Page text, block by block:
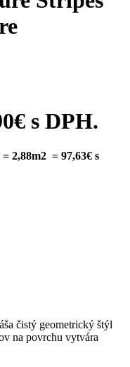
s DPH.
= 2,88m2 = 97,63€ s
čistý geometrický štýl
na povrchu vytvára